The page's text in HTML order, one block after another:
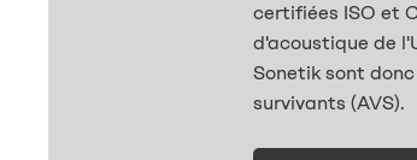
certifiées ISO et
d'acoustique de
Sonetik sont
survivants (AVS).